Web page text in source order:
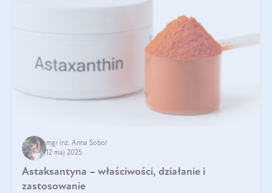
mgr inż. Anna Sobol
12 maj 2025
Astaksantyna – właściwości, działanie i
zastosowanie